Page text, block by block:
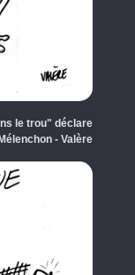
le trou" déclare
Mélenchon - Valère